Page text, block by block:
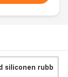
siliconen rubb